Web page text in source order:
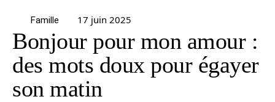
Famille 17 juin 2025
Bonjour pour mon amour :
des mots doux pour égayer
son matin